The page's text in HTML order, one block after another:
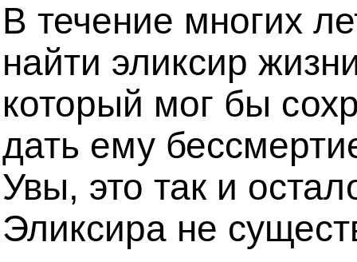
В течение многих
найти эликсир
который мог бы
дать ему
Увы, это так и
Эликсира не